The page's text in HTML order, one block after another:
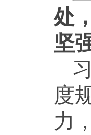
处
坚
度
力